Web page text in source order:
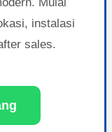
Mulai
instalasi
sales.